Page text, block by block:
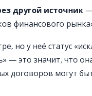
другой источник
финансового
но у неё статус
— это значит, что
договоров могут